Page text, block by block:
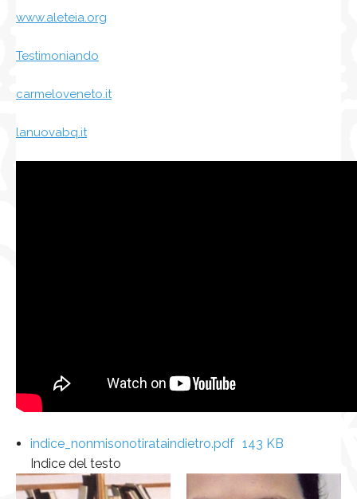
www.aleteia.org
Testimoniando
carmeloveneto.it
lanuovabq.it
indice_nonmisonotirataindietro.pdf 143 KB
Indice del testo